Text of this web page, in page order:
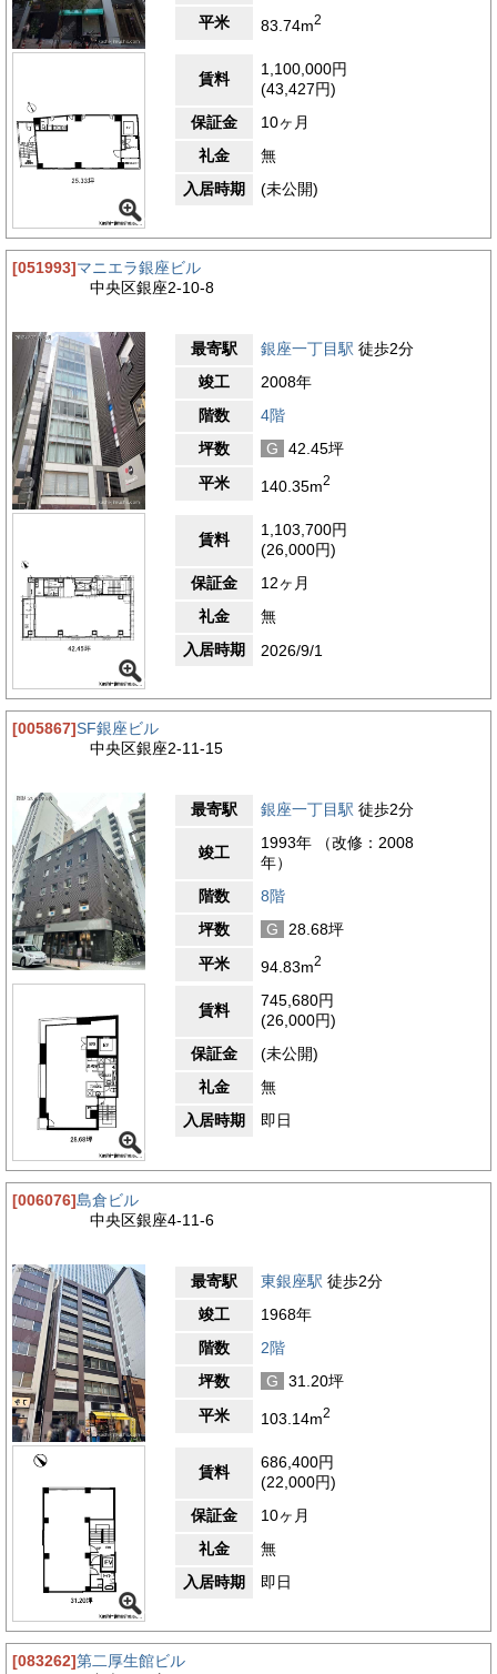
平米
83.74m2
賃料
1,100,000円
(43,427円)
保証金
10ヶ月
礼金
無
入居時期
(未公開)
[051993]マニエラ銀座ビル
中央区銀座2-10-8
最寄駅 銀座一丁目駅 徒歩2分
竣工
2008年
階数
4階
坪数
G
42.45坪
平米
140.35m2
賃料
1,103,700円
(26,000円)
保証金
12ヶ月
礼金
無
入居時期
2026/9/1
[005867]SF銀座ビル
中央区銀座2-11-15
最寄駅 銀座一丁目駅 徒歩2分
竣工
1993年 （改修：2008
年）
階数
8階
坪数
G
28.68坪
平米
94.83m2
賃料
745,680円
(26,000円)
保証金
(未公開)
礼金
無
入居時期
即日
[006076]島倉ビル
中央区銀座4-11-6
最寄駅 東銀座駅 徒歩2分
竣工
1968年
階数
2階
坪数
G
31.20坪
平米
103.14m2
賃料
686,400円
(22,000円)
保証金
10ヶ月
礼金
無
入居時期
即日
[083262]第二厚生館ビル